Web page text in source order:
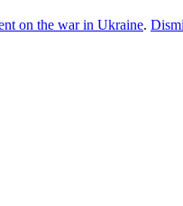
on the war in Ukraine.